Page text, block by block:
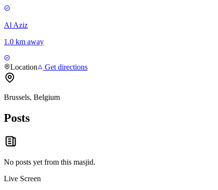
Al Aziz
1.0 km away
Location Get directions
Brussels, Belgium
Posts
No posts yet from this masjid.
Live Screen